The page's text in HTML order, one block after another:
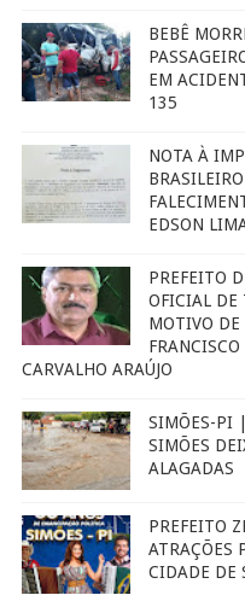
BEBÊ
EM
135
NOTA À
EDSON
PREFEITO
OFICIAL DE
MOTIVO DE
CARVALHO ARAÚJO
SIMÕES-PI
SIMÕES
ALAGADAS
PREFEITO
ATRAÇÕES
CIDADE DE